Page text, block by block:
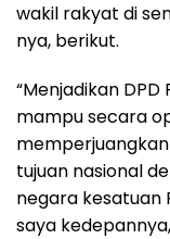
wakil rakyat di
nya, berikut.
“Menjadikan
mampu secara
tujuan nasional
negara kesatuan
saya